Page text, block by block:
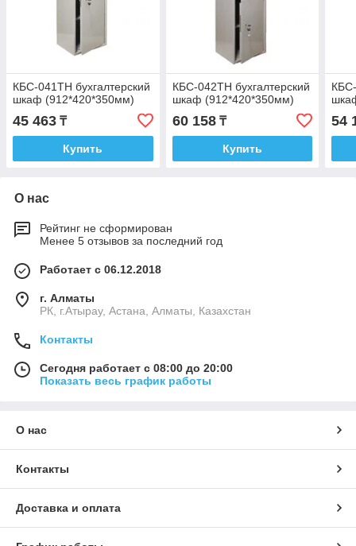
КБС-041ТН бухгалтерский
шкаф (912*420*350мм)
45 463 ₸
Купить
КБС-042ТН бухгалтерский
шкаф (912*420*350мм)
60 158₸
Купить
54
О нас
Рейтинг не сформирован
Менее 5 отзывов за последний год
Работает с 06.12.2018
г. Алматы
РК, г.Атырау, Астана, Алматы, Казахстан
Контакты
Сегодня работает с 08:00 до 20:00
Показать весь график работы
О нас
Контакты
Доставка и оплата